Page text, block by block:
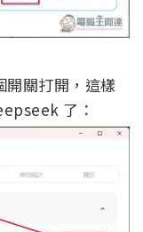
開關打開，這樣
了：